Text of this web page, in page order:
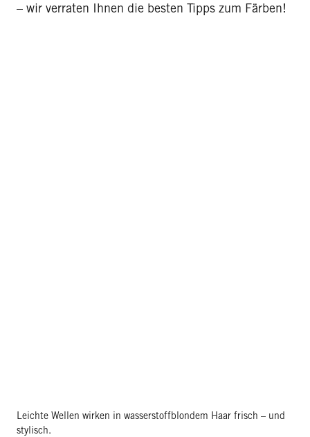
– wir verraten Ihnen die besten Tipps zum Färben!
Leichte Wellen wirken in wasserstoffblondem Haar frisch – und
stylisch.